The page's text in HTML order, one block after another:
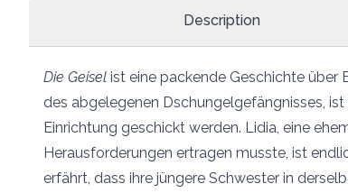
Description
Die Geisel ist eine packende Geschichte über
des abgelegenen Dschungelgefängnisses,
Einrichtung geschickt werden. Lidia, eine
Herausforderungen ertragen musste, ist
erfährt, dass ihre jüngere Schwester in